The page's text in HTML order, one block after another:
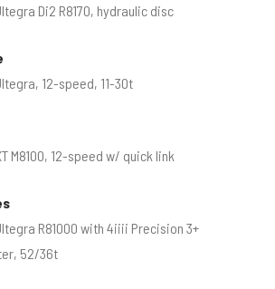
Di2 R8170, hydraulic disc
12-speed, 11-30t
M8100, 12-speed w/ quick link
R81000 with 4iiii Precision 3+
52/36t